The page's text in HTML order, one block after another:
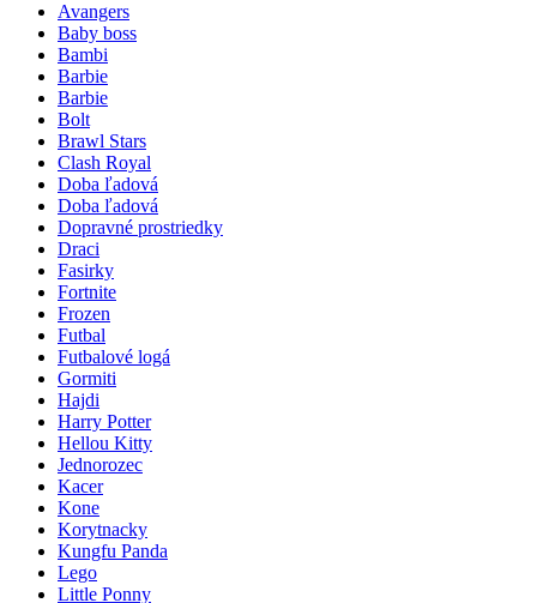
Avangers
Baby boss
Bambi
Barbie
Barbie
Bolt
Brawl Stars
Clash Royal
Doba ľadová
Doba ľadová
Dopravné prostriedky
Draci
Fasirky
Fortnite
Frozen
Futbal
Futbalové logá
Gormiti
Hajdi
Harry Potter
Hellou Kitty
Jednorozec
Kacer
Kone
Korytnacky
Kungfu Panda
Lego
Little Ponny